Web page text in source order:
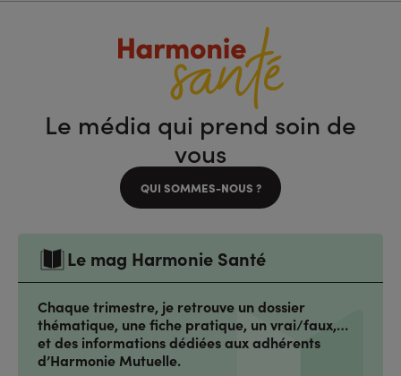
Le média qui prend soin de
vous
QUI SOMMES-NOUS ?
Le mag Harmonie Santé
Chaque trimestre, je retrouve un dossier
thématique, une fiche pratique, un vrai/faux,…
et des informations dédiées aux adhérents
d’Harmonie Mutuelle.